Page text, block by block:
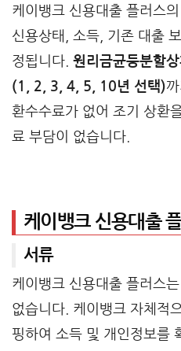
케이뱅크 신용대출 플러스의
신용상태, 소득, 기존 대출
정됩니다. 원리금균등분할
(1, 2, 3, 4, 5, 10년 선택)
환수수료가 없어 조기 상환
료 부담이 없습니다.
케이뱅크 신용대출
서류
케이뱅크 신용대출 플러스
없습니다. 케이뱅크 자체적
핑하여 소득 및 개인정보를